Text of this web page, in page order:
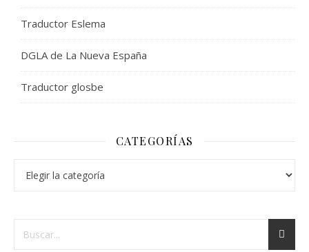
Traductor Eslema
DGLA de La Nueva España
Traductor glosbe
CATEGORÍAS